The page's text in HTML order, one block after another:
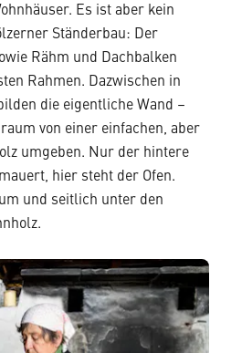
Es ist aber kein
Ständerbau: Der
Rähm und Dachbalken
Rahmen. Dazwischen in
die eigentliche Wand –
von einer einfachen, aber
umgeben. Nur der hintere
hier steht der Ofen.
und seitlich unter den